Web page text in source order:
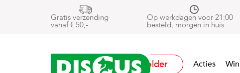
Gratis verzending
vanaf € 50,-
Op werkdagen voor 21:00
besteld, morgen in huis
Folder Acties